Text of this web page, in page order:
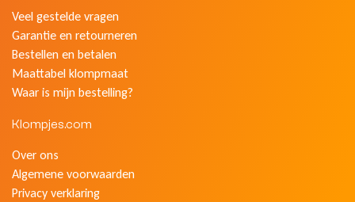
Veel gestelde vragen
Garantie en retourneren
Bestellen en betalen
Maattabel klompmaat
Waar is mijn bestelling?
Klompjes.com
Over ons
Algemene voorwaarden
Privacy verklaring